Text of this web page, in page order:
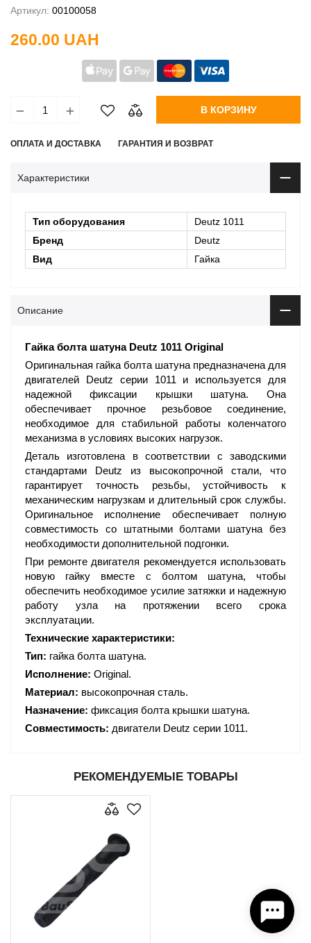
Артикул: 00100058
260.00 UAH
В КОРЗИНУ
ОПЛАТА И ДОСТАВКА ГАРАНТИЯ И ВОЗВРАТ
Характеристики
Тип оборудования
Deutz 1011
Бренд
Deutz
Вид
Гайка
Описание
Гайка болта шатуна Deutz 1011 Original
Оригинальная гайка болта шатуна предназначена для
двигателей Deutz серии 1011 и используется для
надежной фиксации крышки шатуна. Она
обеспечивает прочное резьбовое соединение,
необходимое для стабильной работы коленчатого
механизма в условиях высоких нагрузок.
Деталь изготовлена в соответствии с заводскими
стандартами Deutz из высокопрочной стали, что
гарантирует точность резьбы, устойчивость к
механическим нагрузкам и длительный срок службы.
Оригинальное исполнение обеспечивает полную
совместимость со штатными болтами шатуна без
необходимости дополнительной подгонки.
При ремонте двигателя рекомендуется использовать
новую гайку вместе с болтом шатуна, чтобы
обеспечить необходимое усилие затяжки и надежную
работу узла на протяжении всего срока
эксплуатации.
Технические характеристики:
Тип: гайка болта шатуна.
Исполнение: Original.
Материал: высокопрочная сталь.
Назначение: фиксация болта крышки шатуна.
Совместимость: двигатели Deutz серии 1011.
РЕКОМЕНДУЕМЫЕ ТОВАРЫ